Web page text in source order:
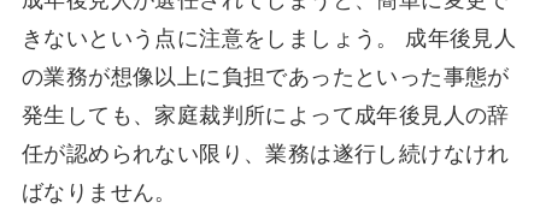
きないという点に注意をしましょう。 成年後見人
の業務が想像以上に負担であったといった事態が
発生しても、家庭裁判所によって成年後見人の辞
任が認められない限り、業務は遂行し続けなけれ
ばなりません。